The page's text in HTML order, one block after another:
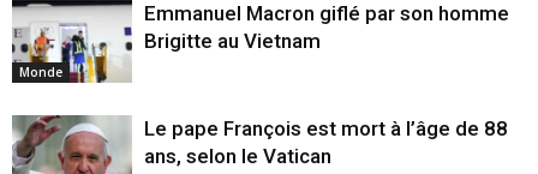
Monde
Emmanuel Macron giflé par son homme
Brigitte au Vietnam
Le pape François est mort à l’âge de 88
ans, selon le Vatican